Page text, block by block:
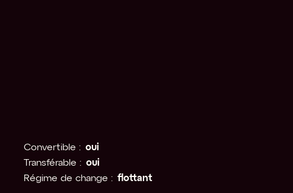
Convertible : oui
Transférable : oui
Régime de change : flottant